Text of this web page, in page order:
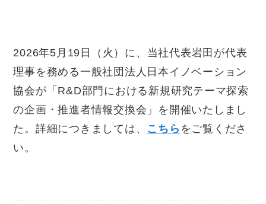
2026年5月19日（火） に、当社代表岩田が代表
理事を務める一般社団法人日本イノベーション
協会が「 R&D部門における新規研究テーマ探索
の企画・推進者情報交換会 」を開催いたしまし
た。詳細につきましては、 こちら をご覧くださ
い。